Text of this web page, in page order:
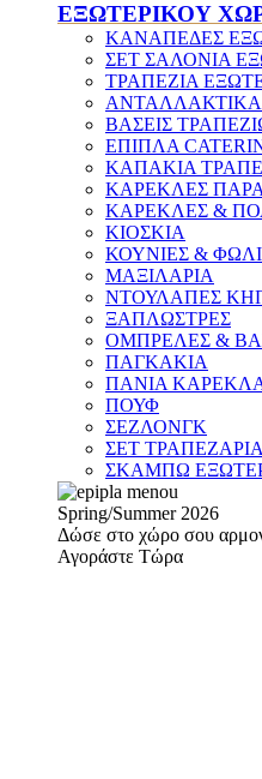
ΕΞΩΤΕΡΙΚΟΥ
ΚΑΝΑΠΕΔΕΣ
ΣΕΤ ΣΑΛΟΝΙΑ
ΤΡΑΠΕΖΙΑ
ΒΑΣΕΙΣ
ΕΠΙΠΛΑ
ΚΑΠΑΚΙΑ
ΚΑΡΕΚΛΕΣ
ΚΑΡΕΚΛΕΣ &
ΚΙΟΣΚΙΑ
ΚΟΥΝΙΕΣ &
ΜΑΞΙΛΑΡΙΑ
ΝΤΟΥΛΑΠΕΣ
ΞΑΠΛΩΣΤΡΕΣ
ΟΜΠΡΕΛΕΣ &
ΠΑΓΚΑΚΙΑ
ΠΑΝΙΑ
ΠΟΥΦ
ΣΕΖΛΟΝΓΚ
ΣΕΤ
ΣΚΑΜΠΩ
Spring/Summer 2026
Δώσε στο χώρο σου
Αγοράστε Τώρα